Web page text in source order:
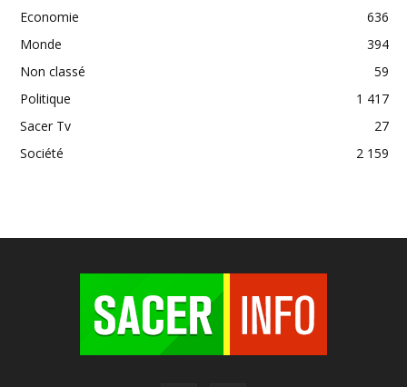
Economie
636
Monde
394
Non classé
59
Politique
1 417
Sacer Tv
27
Société
2 159